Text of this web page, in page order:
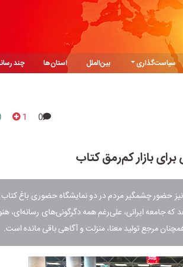
سیاست‌گذاری بین‌الملل استان‌ها
چند
0
1
بازار کم‌رمق کتاب
و نیز حضور چشمگیر مردم در دو نمایشگاه حضوری باغ
جامعه ایرانی، علی‌رغم همه دگرگونی‌های رسانه‌ای،
مرجع تولید معنا، منزلت و آگاهی باقی مانده است.